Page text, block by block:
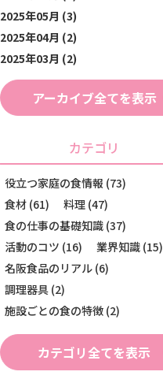
2025年05月 (3)
2025年04月 (2)
2025年03月 (2)
アーカイブ全てを表示
カテゴリ
役立つ家庭の食情報 (73)
食材 (61)
料理 (47)
食の仕事の基礎知識 (37)
活動のコツ (16)
業界知識 (15)
名阪食品のリアル (6)
調理器具 (2)
施設ごとの食の特徴 (2)
カテゴリ全てを表示